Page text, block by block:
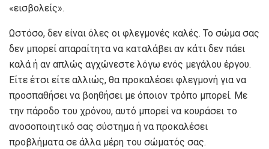
«εισβολείς».
Ωστόσο, δεν είναι όλες οι φλεγμονές καλές. Το σώμα σας
δεν μπορεί απαραίτητα να καταλάβει αν κάτι δεν πάει
καλά ή αν απλώς αγχώνεστε λόγω ενός μεγάλου έργου.
Είτε έτσι είτε αλλιώς, θα προκαλέσει φλεγμονή για να
προσπαθήσει να βοηθήσει με όποιον τρόπο μπορεί. Με
την πάροδο του χρόνου, αυτό μπορεί να κουράσει το
ανοσοποιητικό σας σύστημα ή να προκαλέσει
προβλήματα σε άλλα μέρη του σώματός σας.